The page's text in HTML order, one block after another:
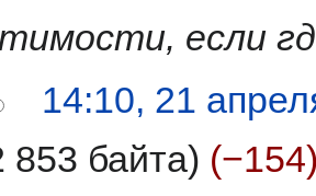
если
14:10, 21
853 байта
−154